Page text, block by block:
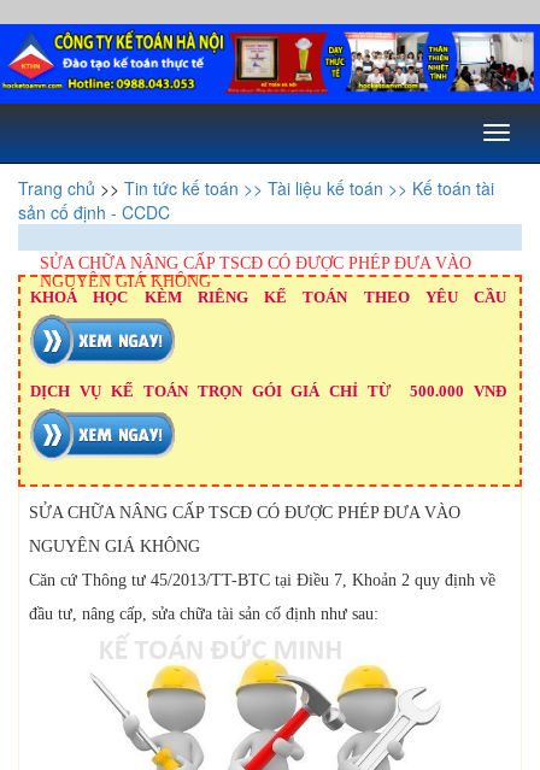
Toggle
Trang chủ >> Tin tức kế toán >> Tài liệu kế toán >> Kế toán tài
sản cố định - CCDC
SỬA CHỮA NÂNG CẤP TSCĐ CÓ ĐƯỢC PHÉP ĐƯA VÀO
NGUYÊN GIÁ KHÔNG
KHOÁ HỌC KÈM RIÊNG KẾ TOÁN THEO YÊU CẦU
DỊCH VỤ KẾ TOÁN TRỌN GÓI GIÁ CHỈ TỪ 500.000 VNĐ
SỬA CHỮA NÂNG CẤP TSCĐ CÓ ĐƯỢC PHÉP ĐƯA VÀO
NGUYÊN GIÁ KHÔNG
Căn cứ Thông tư 45/2013/TT-BTC tại Điều 7, Khoản 2 quy định về
đầu tư, nâng cấp, sửa chữa tài sản cố định như sau: